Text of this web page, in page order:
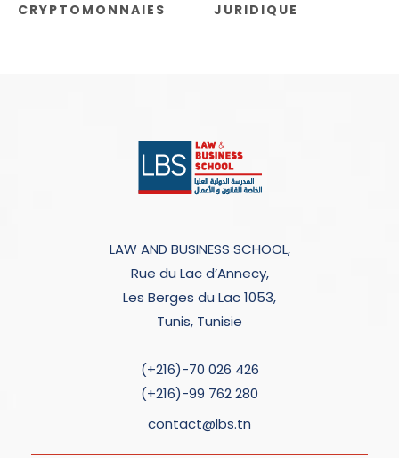
CRYPTOMONNAIES
JURIDIQUE
LAW AND BUSINESS SCHOOL,
Rue du Lac d’Annecy,
Les Berges du Lac 1053,
Tunis, Tunisie
(+216)-70 026 426
(+216)-99 762 280
contact@lbs.tn